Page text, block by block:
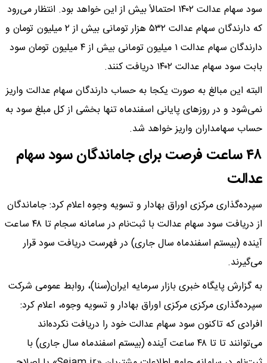
سود سهام عدالت ۱۴۰۲ احتمالاً بیش از این خواهد بود. انتظار می‌رود
که دارندگان سهام عدالت ۵۳۲ هزار تومانی بیش از ۲ میلیون تومان و
دارندگان سهام عدالت ۱ میلیون تومانی بیش از ۴ میلیون تومان سود
بابت سود سهام عدالت ۱۴۰۲ دریافت کنند.
البته این مبالغ به صورت یکجا به حساب دارندگان سهام عدالت واریز
نمی‌شود و در روزهای پایانی اسفندماه تنها بخشی از کل مبلغ سود به
حساب سهامداران واریز خواهد شد.
۴۸ ساعت فرصت برای جاماندگان سود سهام
عدالت
سپرده‌گذاری مرکزی اوراق بهادار و تسویه وجوه اعلام کرد: جاماندگان
از دریافت سود سهام عدالت با ثبت‌نام در سامانه سجام تا ۴۸ ساعت
آینده (بیستم اسفندماه سال جاری) در فهرست دریافت سود قرار
می‌گیرند.
به گزارش پایگاه خبری بازار سرمایه ایران(سنا)، روابط عمومی شرکت
سپرده‌گذاری مرکزی مرکزی اوراق بهادار و تسویه وجوه، اعلام کرد:
افرادی که تاکنون سود سهام عدالت خود را دریافت نکرده‌اند
می‌توانند تا تا ۴۸ ساعت آینده (بیستم اسفندماه سال جاری) با